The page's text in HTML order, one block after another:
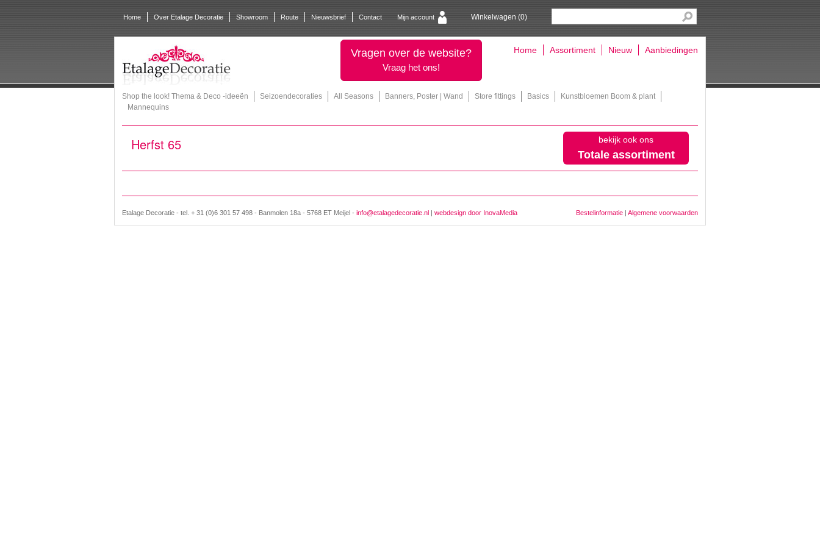
Home Over Etalage Decoratie Showroom Route Nieuwsbrief Contact Winkelwagen (0)
Mijn account
Vragen over de website?
Vraag het ons!
Home Assortiment Nieuw Aanbiedingen
Shop the look! Thema & Deco -ideeën Seizoendecoraties All Seasons Banners, Poster | Wand Store fittings Basics
Kunstbloemen Boom & plant
Mannequins
Herfst 65 bekijk ook ons
Totale assortiment
Etalage Decoratie - tel. + 31 (0)6 301 57 498 - Banmolen 18a - 5768 ET Meijel - info@etalagedecoratie.nl | webdesign door InovaMedia Bestelinformatie | Algemene voorwaarden